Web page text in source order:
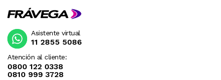
Atención al cliente:
0800 122 0338
0810 999 3728
Asistente virtual
11 2855 5086